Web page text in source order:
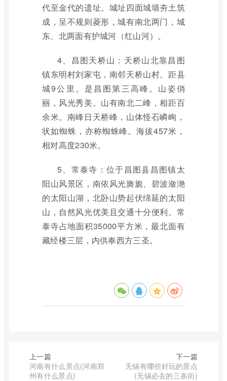
代至金代的遗址。城址四面城墙夯土筑
成，呈不规则菱形，城有南北两门，城
东、北两面有护城河（红山河）。
4、昌图天桥山：天桥山北靠昌图
镇东明村刘家屯，南邻天桥山村。距县
城9公里。是昌图第三高峰。山姿俏
丽，风光秀美。山有南北二峰，相距百
余米。南峰日天桥峰，山体怪石嶙峋，
状如蜘蛛，亦称蜘蛛峰。海拔457米，
相对高度230米。
5、常泰寺：位于昌图县昌图镇太
阳山风景区，南依风光旖旎、碧波潋滟
的太阳山湖，北卧山势起伏绵延的太阳
山，自然风光优美且交通十分便利。常
泰寺占地面积35000平方米，最北面有
藏经楼三层，内供奉西方三圣。
上一篇
河南有什么景点(河南郑
州有什么景点)
下一篇
无锡有哪些好玩的景点
(无锡必去的三条街)